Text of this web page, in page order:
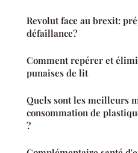
Revolut face au brexit:
défaillance?
Comment repérer et
punaises de lit
Quels sont les meilleurs
consommation de
?